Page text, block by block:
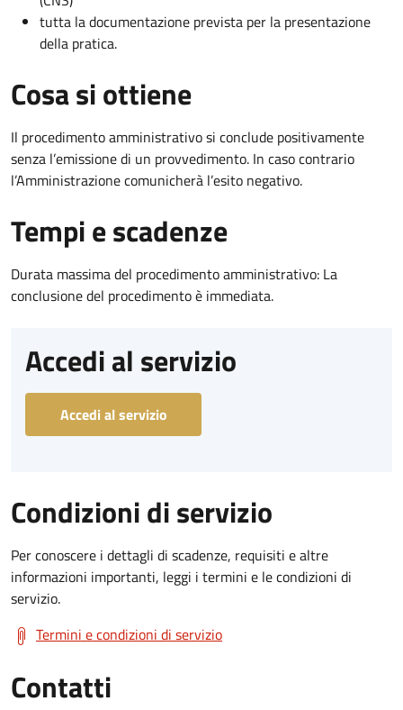
tutta la documentazione prevista per la presentazione
della pratica.
Cosa si ottiene
Il procedimento amministrativo si conclude positivamente
senza l’emissione di un provvedimento. In caso contrario
l’Amministrazione comunicherà l’esito negativo.
Tempi e scadenze
Durata massima del procedimento amministrativo: La
conclusione del procedimento è immediata.
Accedi al servizio
Accedi al servizio
Condizioni di servizio
Per conoscere i dettagli di scadenze, requisiti e altre
informazioni importanti, leggi i termini e le condizioni di
servizio.
Termini e condizioni di servizio
Contatti